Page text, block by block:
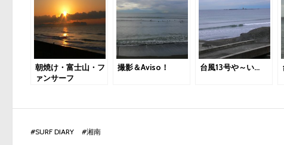
朝焼け・富士山・フ
ァンサーフ
撮影＆Aviso！ 台風13号や～い…
#SURF DIARY #湘南